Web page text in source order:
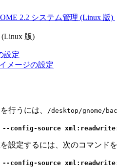
2.2 システム管理 (Linux 版)
版)
設定
メージの設定
行うには、 /desktop/gnome/
source
設定するには、次のコマンドを
source